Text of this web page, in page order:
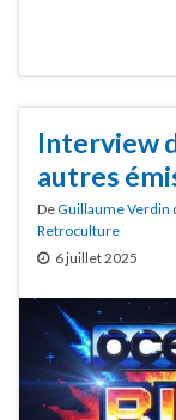
Interview
autres
DeGuillaume Verdin
Retroculture
6 juillet 2025